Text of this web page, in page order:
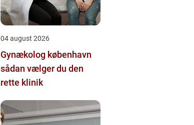
04 august 2026
Gynækolog københavn
sådan vælger du den
rette klinik